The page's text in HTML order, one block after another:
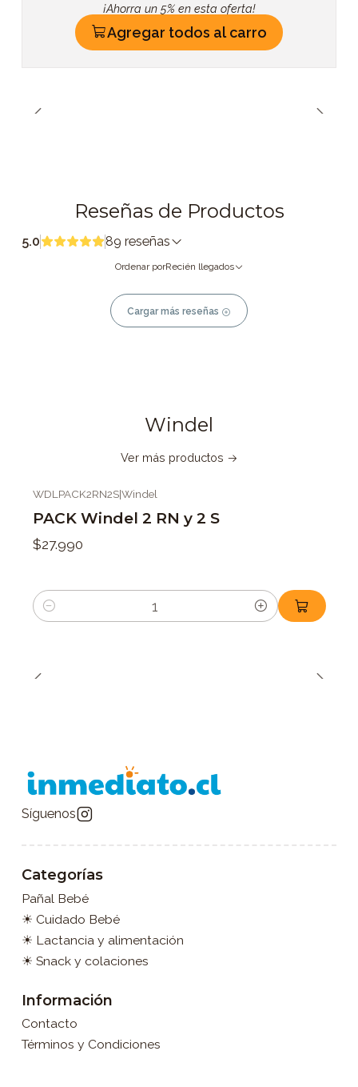
¡Ahorra un 5% en esta oferta!
Agregar todos al carro
Reseñas de Productos
5.0 89 reseñas
Ordenar porRecién llegados
Cargar más reseñas
Windel
Ver más productos
WDLPACK2RN2S|Windel
PACK Windel 2 RN y 2 S
$27.990
Cantidad
Síguenos
Categorías
Pañal Bebé
☀ Cuidado Bebé
☀ Lactancia y alimentación
☀ Snack y colaciones
Información
Contacto
Términos y Condiciones